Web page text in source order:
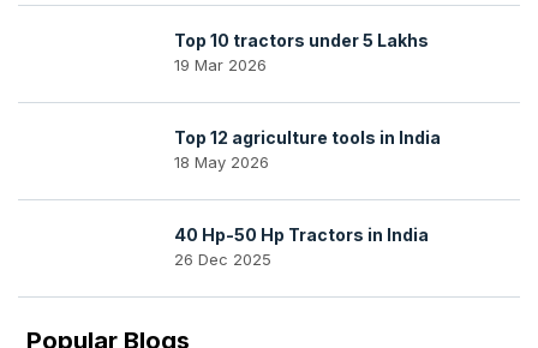
Top 10 tractors under 5 Lakhs
19 Mar 2026
Top 12 agriculture tools in India
18 May 2026
40 Hp-50 Hp Tractors in India
26 Dec 2025
Popular Blogs